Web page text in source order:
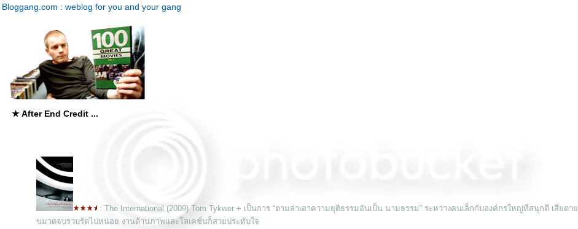
Bloggang.com : weblog for you and your gang
★ After End Credit ...
: The International (2009) Tom Tykwer + เป็นการ “ตามล่าเอาความยุติธรรมอันเป็น นามธรรม” ระหว่างคนเล็กกับองค์กรใหญ่ที่สนุกดี เสียดา
ขมวดจบรวบรัดไปหน่อย งานด้านภาพและโลเคชั่นก็สวยประทับใจ